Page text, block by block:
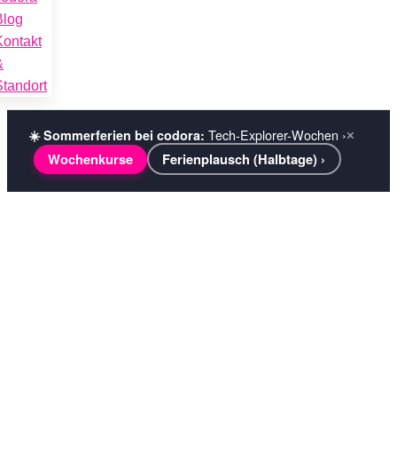
☀️ Sommerferien bei codora: Tech-Explorer-Wochen ›
Wochenkurse Ferienplausch (Halbtage) ›
×